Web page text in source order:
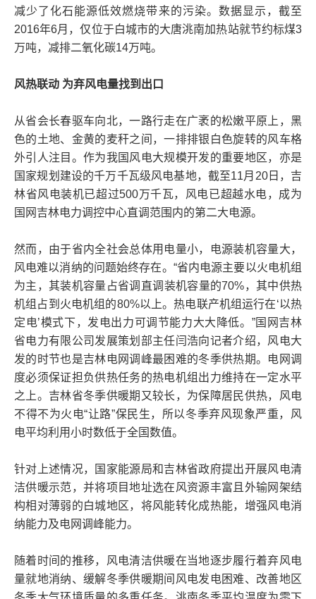
减少了化石能源低效燃烧带来的污染。数据显示，截至
2016年6月，仅位于白城市的大唐洮南加热站就节约标煤3
万吨，减排二氧化碳14万吨。
风热联动 为弃风电量找到出口
从省会长春驱车向北，一路行走在广袤的松嫩平原上，黑
色的土地、金黄的麦秆之间，一排排银白色旋转的风车格
外引人注目。作为我国风电大规模开发的重要地区，亦是
国家规划建设的千万千瓦级风电基地，截至11月20日，吉
林省风电装机已超过500万千瓦，风电已超越水电，成为
国网吉林电力调控中心直调范围内的第二大电源。
然而，由于省内全社会总体用电量小，电源装机容量大，
风电难以消纳的问题始终存在。“省内电源主要以火电机组
为主，其装机容量占省调直调装机容量的70%，其中供热
机组占到火电机组的80%以上。热电联产机组运行在‘以热
定电’模式下，发电出力可调节能力大大降低。”国网吉林
省电力有限公司发展策划部主任闫浩向记者介绍，风电大
发的时节也是吉林电网调峰最困难的冬季供热期。电网调
度必须保证担负供热任务的热电机组出力维持在一定水平
之上。吉林省冬季供暖期又较长，为保障居民供热，风电
不得不为火电“让路”保民生，所以冬季弃风现象严重，风
电平均利用小时数低于全国数值。
针对上述情况，国家能源局和吉林省政府提出开展风电清
洁供暖示范，并将项目地址选在风资源丰富且外输网架结
构相对薄弱的白城地区，将风能转化成热能，增强风电消
纳能力及电网调峰能力。
随着时间的推移，风电清洁供暖在当地逐步履行着弃风电
量就地消纳、缓解冬季供暖期间风电发电困难、改善地区